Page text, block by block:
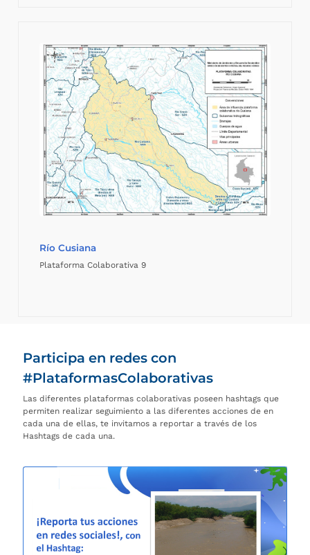
Río Cusiana
Plataforma Colaborativa 9
Participa en redes con
#PlataformasColaborativas
Las diferentes plataformas colaborativas poseen hashtags que
permiten realizar seguimiento a las diferentes acciones de en
cada una de ellas, te invitamos a reportar a través de los
Hashtags de cada una.